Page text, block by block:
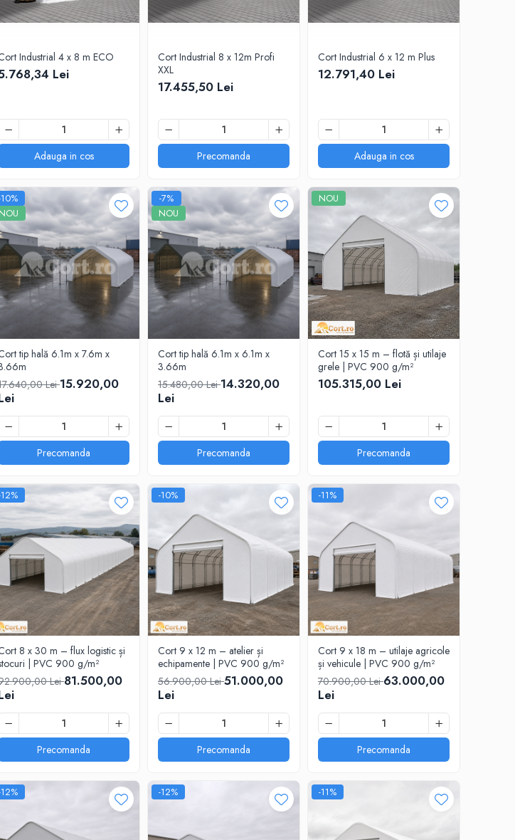
Industrial 4 x 8 m ECO
Lei
Adauga in cos
Cort Industrial 8 x 12m Profi
XXL
17.455,50 Lei
Precomanda
Cort Industrial 6 x 12 m Plus
12.791,40 Lei
Adauga in cos
NOU
tip hală 6.1m x 7.6m x
Lei15.920,00
Precomanda
-7%
NOU
Cort tip hală 6.1m x 6.1m x
3.66m
15.480,00 Lei14.320,00
Lei
Precomanda
NOU
Cort 15 x 15 m – flotă și utilaje
grele | PVC 900 g/m²
105.315,00 Lei
Precomanda
8 x 30 m – flux logistic și
| PVC 900 g/m²
Lei81.500,00
Precomanda
-10%
Cort 9 x 12 m – atelier și
echipamente | PVC 900 g/m²
56.900,00 Lei51.000,00
Lei
Precomanda
-11%
Cort 9 x 18 m – utilaje agricole
și vehicule | PVC 900 g/m²
70.900,00 Lei63.000,00
Lei
Precomanda
-12% -11%